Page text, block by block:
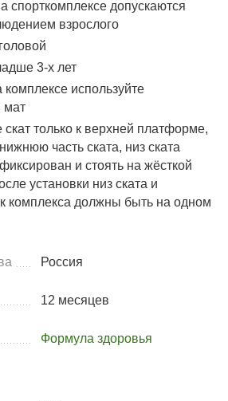
спорткомплексе допускаются
взрослого
3-х лет
комплексе используйте
мат
скат только к верхней платформе,
часть ската, низ ската
и стоять на жёсткой
установки низ ската и
комплекса должны быть на одном
Россия
12 месяцев
Формула здоровья